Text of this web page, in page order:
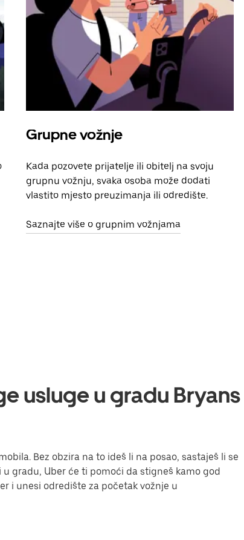
Grupne vožnje
Kada pozovete prijatelje ili obitelj na svoju
grupnu vožnju, svaka osoba može dodati
vlastito mjesto preuzimanja ili odredište.
Saznajte više o grupnim vožnjama
usluge u gradu Bryans
Bez obzira na to ideš li na posao, sastaješ li se
gradu, Uber će ti pomoći da stigneš kamo god
i unesi odredište za početak vožnje u